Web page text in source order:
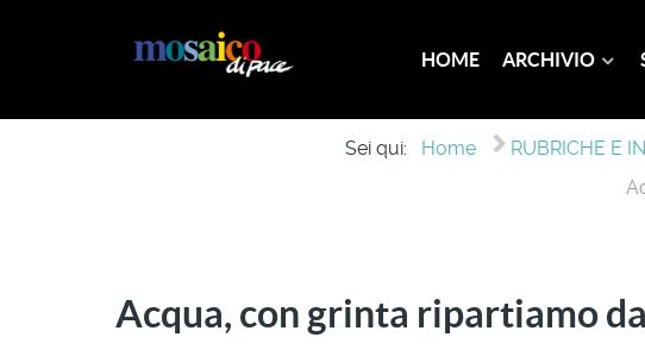
HOME ARCHIVIO
Sei qui: Home RUBRICHE E
Acqua, con grinta ripartiamo